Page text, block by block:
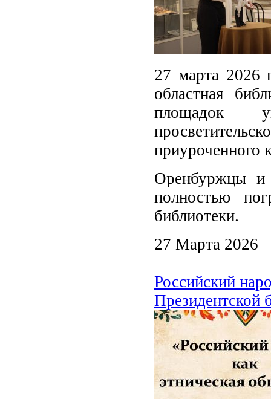
27 марта 2026
областная
площадок
приуроченного
Оренбуржцы и
полностью
библиотеки.
27 Марта 2026
Российский
Президентской